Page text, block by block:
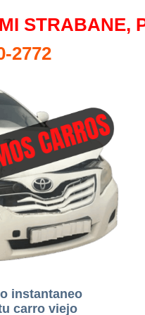
STRABANE,
2772
instantaneo
carro viejo